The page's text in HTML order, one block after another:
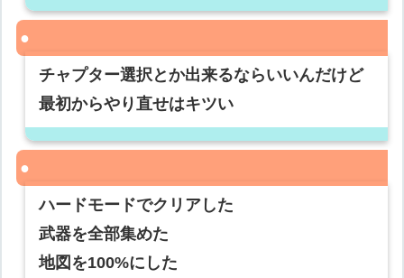
チャプター選択とか出来るならいいんだけど
最初からやり直せはキツい
ハードモードでクリアした
武器を全部集めた
地図を100%にした